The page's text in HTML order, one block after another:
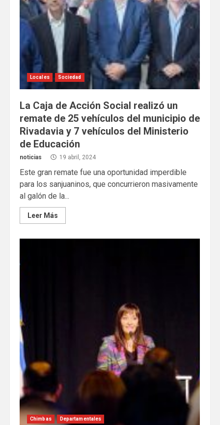
Locales Sociedad
La Caja de Acción Social realizó un
remate de 25 vehículos del municipio de
Rivadavia y 7 vehículos del Ministerio
de Educación
noticias 19 abril, 2024
Este gran remate fue una oportunidad imperdible
para los sanjuaninos, que concurrieron masivamente
al galón de la...
Leer Más
Chimbas Departamentales